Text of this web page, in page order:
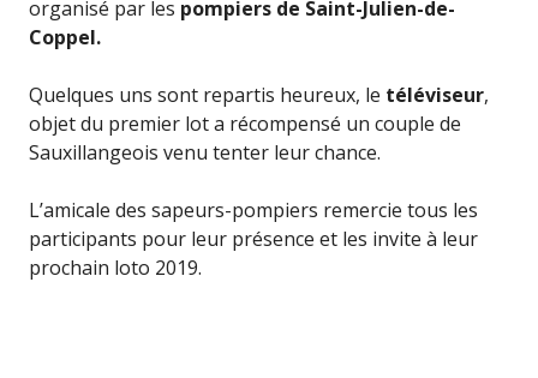
organisé par les pompiers de Saint-Julien-de-
Coppel.
Quelques uns sont repartis heureux, le téléviseur,
objet du premier lot a récompensé un couple de
Sauxillangeois venu tenter leur chance.
L’amicale des sapeurs-pompiers remercie tous les
participants pour leur présence et les invite à leur
prochain loto 2019.